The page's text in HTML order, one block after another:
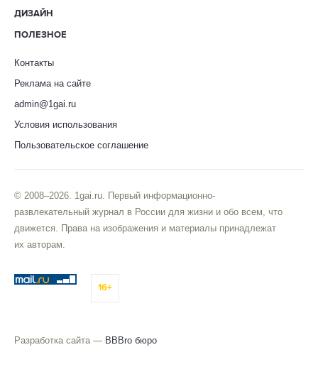
ДИЗАЙН
ПОЛЕЗНОЕ
Контакты
Реклама на сайте
admin@1gai.ru
Условия использования
Пользовательское соглашение
© 2008–2026. 1gai.ru. Первый информационно-
развлекательный журнал в России для жизни и обо всем, что
движется. Права на изображения и материалы принадлежат
их авторам.
16+
Разработка сайта — BBBro бюро